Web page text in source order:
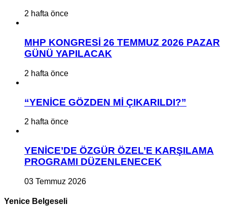
2 hafta önce
MHP KONGRESİ 26 TEMMUZ 2026 PAZAR
GÜNÜ YAPILACAK
2 hafta önce
“YENİCE GÖZDEN Mİ ÇIKARILDI?”
2 hafta önce
YENİCE’DE ÖZGÜR ÖZEL’E KARŞILAMA
PROGRAMI DÜZENLENECEK
03 Temmuz 2026
Yenice Belgeseli